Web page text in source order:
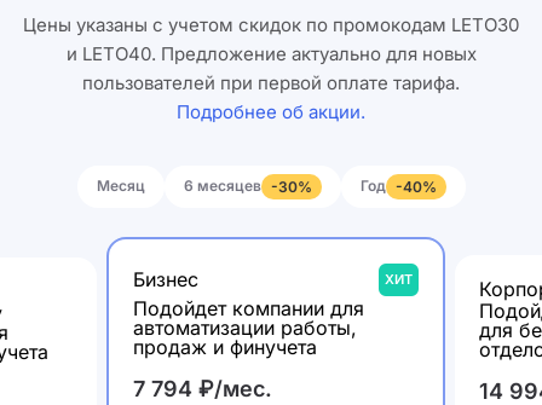
Цены указаны с учетом скидок по промокодам LETO30
и LETO40. Предложение актуально для новых
пользователей при первой оплате тарифа.
Подробнее об акции.
Месяц 6 месяцев -30% Год -40%
Бизнес ХИТ
Подойдет компании для
автоматизации работы,
продаж и финучета
7 794 ₽/мес.
для
14